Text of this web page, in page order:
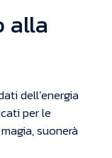
alla
dell’energia
per le
suonerà